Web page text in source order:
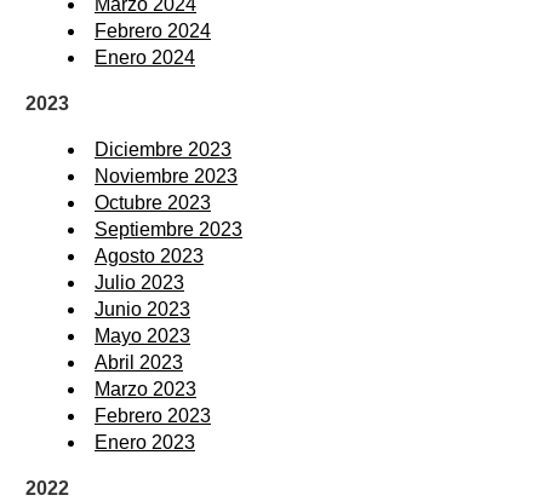
Marzo 2024
Febrero 2024
Enero 2024
2023
Diciembre 2023
Noviembre 2023
Octubre 2023
Septiembre 2023
Agosto 2023
Julio 2023
Junio 2023
Mayo 2023
Abril 2023
Marzo 2023
Febrero 2023
Enero 2023
2022